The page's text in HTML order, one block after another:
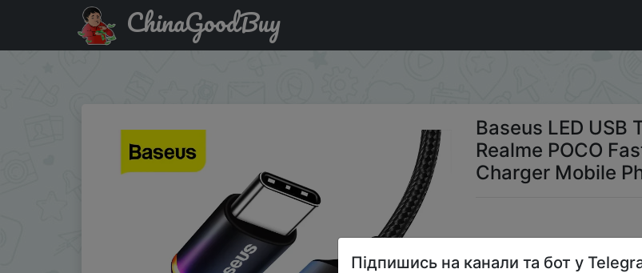
Промокод на знижку U71RP41W52VO Baseus LED USB Type C Cable For Xiaomi 13 Redmi Realme
ChinaGoodBuy
Baseus LED USB
Realme POCO
Charger Mobile
Підпишись на канали та бот у